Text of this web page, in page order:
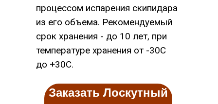
процессом испарения скипидара
из его объема. Рекомендуемый
срок хранения - до 10 лет, при
температуре хранения от -30С
до +30С.
Заказать Лоскутный